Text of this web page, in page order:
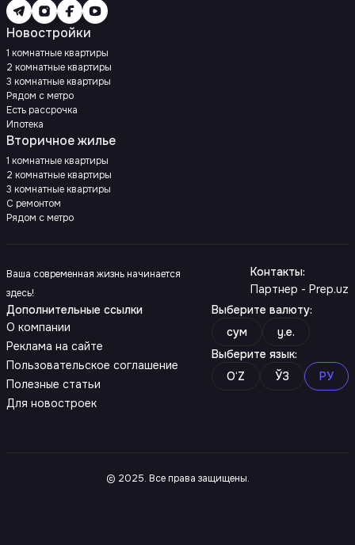
Новостройки
1 комнатные квартиры
2 комнатные квартиры
3 комнатные квартиры
Рядом с метро
Есть рассрочка
Ипотека
Вторичное жилье
1 комнатные квартиры
2 комнатные квартиры
3 комнатные квартиры
С ремонтом
Рядом с метро
Ваша современная жизнь начинается
здесь!
Контакты:
Партнер - Prep.uz
Дополнительные ссылки
О компании
Реклама на сайте
Пользовательское соглашение
Полезные статьи
Для новостроек
Выберите валюту:
сум
y.e.
Выберите язык:
O‘Z
ЎЗ РУ
© 2025. Все права защищены.